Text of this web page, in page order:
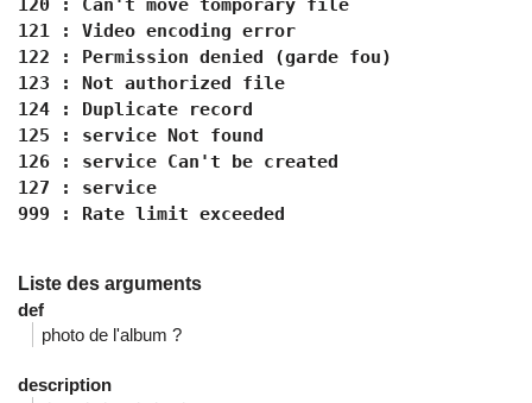
120 : Can't move tomporary file
121 : Video encoding error
122 : Permission denied (garde fou)
123 : Not authorized file
124 : Duplicate record
125 : service Not found
126 : service Can't be created
127 : service
999 : Rate limit exceeded
Liste des arguments
def
photo de l'album ?
description